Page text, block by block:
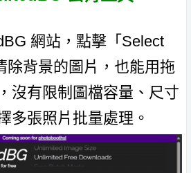
網站，點擊「Select
除背景的圖片，也能用拖
沒有限制圖檔容量、尺寸
多張照片批量處理。